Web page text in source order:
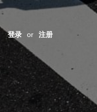
登录 or 注册